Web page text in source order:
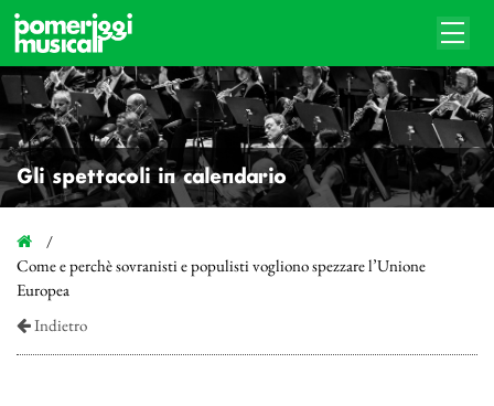
Gli spettacoli in calendario
Come e perchè sovranisti e populisti vogliono spezzare l’Unione
Europea
Indietro